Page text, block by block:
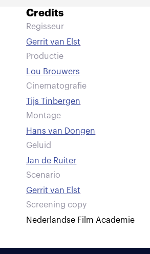
Credits
Regisseur
Gerrit van Elst
Productie
Lou Brouwers
Cinematografie
Tijs Tinbergen
Montage
Hans van Dongen
Geluid
Jan de Ruiter
Scenario
Gerrit van Elst
Screening copy
Nederlandse Film Academie